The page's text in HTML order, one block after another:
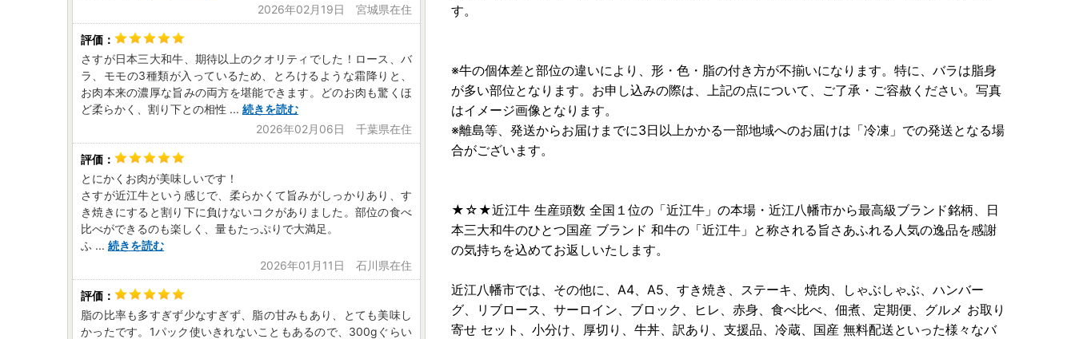
す。
※牛の個体差と部位の違いにより、形・色・脂の付き方が不揃いになります。特に、バラは脂身
が多い部位となります。お申し込みの際は、上記の点について、ご了承・ご容赦ください。写真
はイメージ画像となります。
※離島等、発送からお届けまでに3日以上かかる一部地域へのお届けは「冷凍」での発送となる場
合がございます。
★☆★近江牛 生産頭数 全国１位の「近江牛」の本場・近江八幡市から最高級ブランド銘柄、日
本三大和牛のひとつ国産 ブランド 和牛の「近江牛」と称される旨さあふれる人気の逸品を感謝
の気持ちを込めてお返しいたします。
近江八幡市では、その他に、A4、A5、すき焼き、ステーキ、焼肉、しゃぶしゃぶ、ハンバー
グ、リブロース、サーロイン、ブロック、ヒレ、赤身、食べ比べ、佃煮、定期便、グルメ お取り
寄せ セット、小分け、厚切り、牛丼、訳あり、支援品、冷蔵、国産 無料配送といった様々なバ
2026年02月19日 宮城県在住
さすが日本三大和牛、期待以上のクオリティでした！ロース、バ
ラ、モモの3種類が入っているため、とろけるような霜降りと、
お肉本来の濃厚な旨みの両方を堪能できます。どのお肉も驚くほ
ど柔らかく、割り下との相性 ... 続きを読む
2026年02月06日 千葉県在住
とにかくお肉が美味しいです！
さすが近江牛という感じで、柔らかくて旨みがしっかりあり、す
き焼きにすると割り下に負けないコクがありました。部位の食べ
比べができるのも楽しく、量もたっぷりで大満足。
ふ ... 続きを読む
2026年01月11日 石川県在住
脂の比率も多すぎず少なすぎず、脂の甘みもあり、とても美味し
かったです。1パック使いきれないこともあるので、300gぐらい